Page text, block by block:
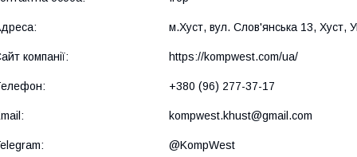
м.Хуст, вул. Слов'янська 13, Хуст,
https://kompwest.com/ua/
+380 (96) 277-37-17
kompwest.khust@gmail.com
@KompWest